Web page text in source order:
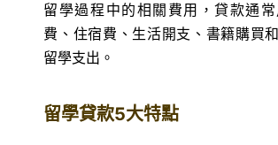
留學過程中的相關費用，貸款通
費、住宿費、生活開支、書籍購買
留學支出。
留學貸款5大特點